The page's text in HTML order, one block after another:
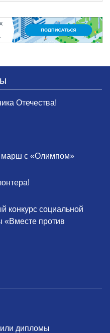
Отечества!
марш с «Олимпом»
конкурс социальной
«Вместе против
дипломы